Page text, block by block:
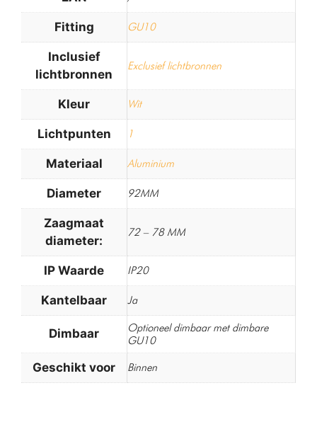
Fitting GU10
Inclusief
lichtbronnen
Exclusief lichtbronnen
Kleur Wit
Lichtpunten 1
Materiaal Aluminium
Diameter 92MM
Zaagmaat
diameter:
72 – 78 MM
IP Waarde IP20
Kantelbaar Ja
Dimbaar
Optioneel dimbaar met dimbare
GU10
Geschikt voor Binnen